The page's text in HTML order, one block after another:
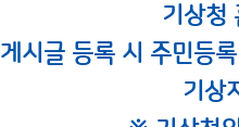
기상청
게시글 등록 시 주민등
기상